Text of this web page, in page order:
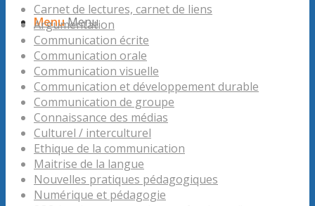
MenuMenu
Carnet de lectures, carnet de liens
Argumentation
Communication écrite
Communication orale
Communication visuelle
Communication et développement durable
Communication de groupe
Connaissance des médias
Culturel / interculturel
Ethique de la communication
Maitrise de la langue
Nouvelles pratiques pédagogiques
Numérique et pédagogie